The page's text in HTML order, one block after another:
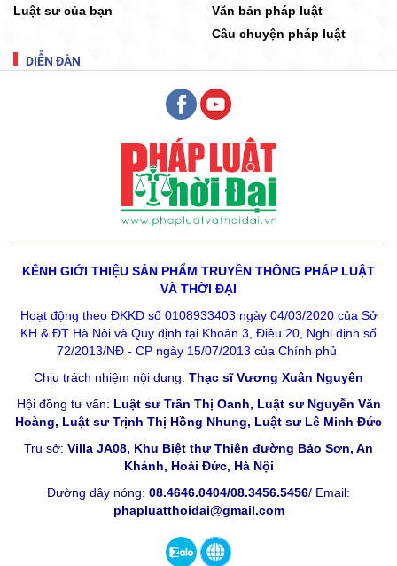
Luật sư của bạn
Văn bản pháp luật
Câu chuyện pháp luật
DIỄN ĐÀN
KÊNH GIỚI THIỆU SẢN PHẨM TRUYỀN THÔNG PHÁP LUẬT
VÀ THỜI ĐẠI
Hoạt động theo ĐKKD số 0108933403 ngày 04/03/2020 của Sở
KH & ĐT Hà Nôi và Quy định tại Khoản 3, Điều 20, Nghị định số
72/2013/NĐ - CP ngày 15/07/2013 của Chính phủ
Chịu trách nhiệm nội dung: Thạc sĩ Vương Xuân Nguyên
Hội đồng tư vấn: Luật sư Trần Thị Oanh, Luật sư Nguyễn Văn
Hoàng, Luật sư Trịnh Thị Hồng Nhung, Luật sư Lê Minh Đức
Trụ sở: Villa JA08, Khu Biệt thự Thiên đường Bảo Sơn, An
Khánh, Hoài Đức, Hà Nội
Đường dây nóng: 08.4646.0404/08.3456.5456/ Email:
phapluatthoidai@gmail.com